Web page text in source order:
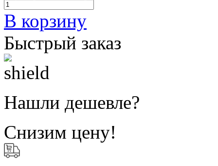
В корзину
Быстрый заказ
Нашли дешевле?
Снизим цену!